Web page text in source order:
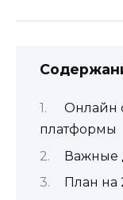
Онлайн
платформы
Важные
План на